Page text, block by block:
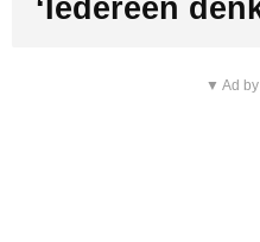
‘Iedereen
▼ Ad